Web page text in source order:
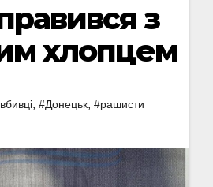
з
хлопцем
, #Донецьк, #рашисти